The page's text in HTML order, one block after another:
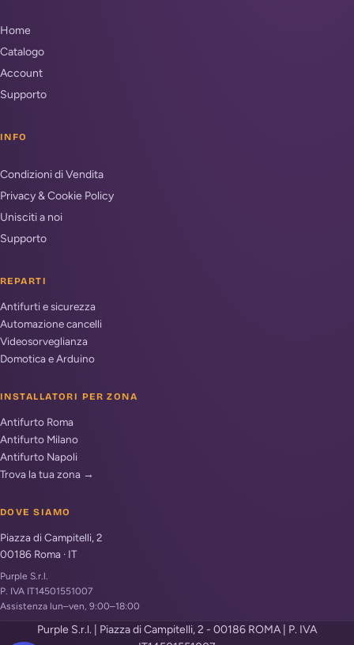
Home
Catalogo
Account
Supporto
INFO
Condizioni di Vendita
Privacy & Cookie Policy
Unisciti a noi
Supporto
REPARTI
Antifurti e sicurezza
Automazione cancelli
Videosorveglianza
Domotica e Arduino
INSTALLATORI PER ZONA
Antifurto Roma
Antifurto Milano
Antifurto Napoli
Trova la tua zona →
DOVE SIAMO
Piazza di Campitelli, 2
00186 Roma · IT
Purple S.r.l.
P. IVA IT14501551007
Assistenza lun–ven, 9:00–18:00
Purple S.r.l. | Piazza di Campitelli, 2 - 00186 ROMA | P. IVA